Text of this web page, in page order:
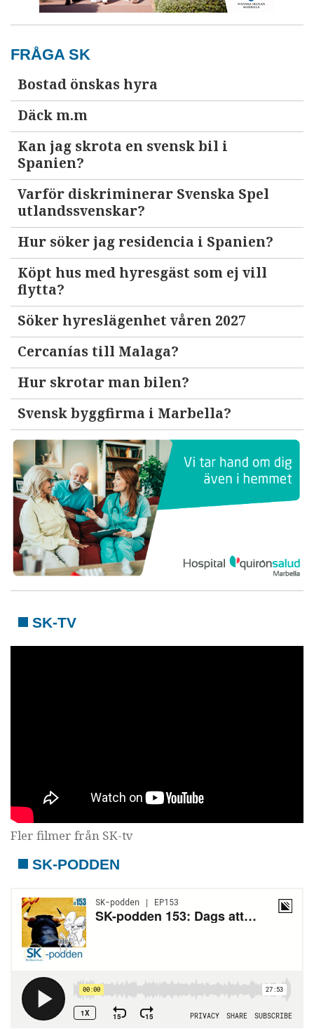
FRÅGA SK
Bostad önskas hyra
Däck m.m
Kan jag skrota en svensk bil i
Spanien?
Varför diskriminerar Svenska Spel
utlandssvenskar?
Hur söker jag residencia i Spanien?
Köpt hus med hyresgäst som ej vill
flytta?
Söker hyreslägenhet våren 2027
Cercanías till Malaga?
Hur skrotar man bilen?
Svensk byggfirma i Marbella?
SK-TV
Fler filmer från SK-tv
SK-PODDEN